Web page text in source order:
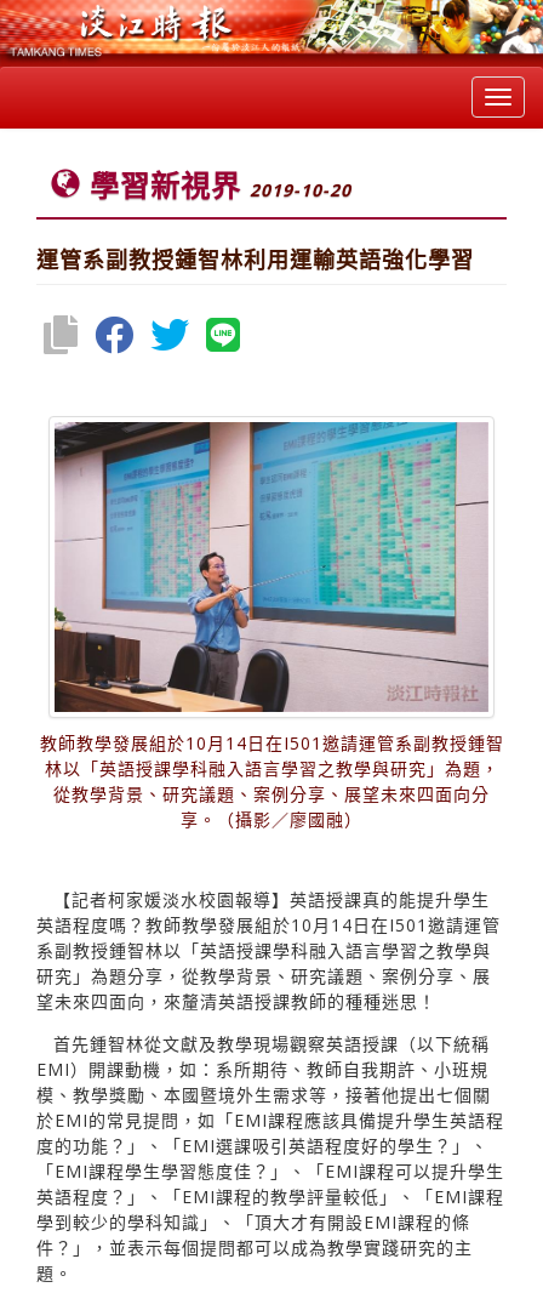
學習新視界 2019-10-20
運管系副教授鍾智林利用運輸英語強化學習
教師教學發展組於10月14日在I501邀請運管系副教授鍾智
林以「英語授課學科融入語言學習之教學與研究」為題，
從教學背景、研究議題、案例分享、展望未來四面向分
享。（攝影／廖國融）
【記者柯家媛淡水校園報導】英語授課真的能提升學生
英語程度嗎？教師教學發展組於10月14日在I501邀請運管
系副教授鍾智林以「英語授課學科融入語言學習之教學與
研究」為題分享，從教學背景、研究議題、案例分享、展
望未來四面向，來釐清英語授課教師的種種迷思！
首先鍾智林從文獻及教學現場觀察英語授課（以下統稱
EMI）開課動機，如：系所期待、教師自我期許、小班規
模、教學獎勵、本國暨境外生需求等，接著他提出七個關
於EMI的常見提問，如「EMI課程應該具備提升學生英語程
度的功能？」、「EMI選課吸引英語程度好的學生？」、
「EMI課程學生學習態度佳？」、「EMI課程可以提升學生
英語程度？」、「EMI課程的教學評量較低」、「EMI課程
學到較少的學科知識」、「頂大才有開設EMI課程的條
件？」，並表示每個提問都可以成為教學實踐研究的主
題。